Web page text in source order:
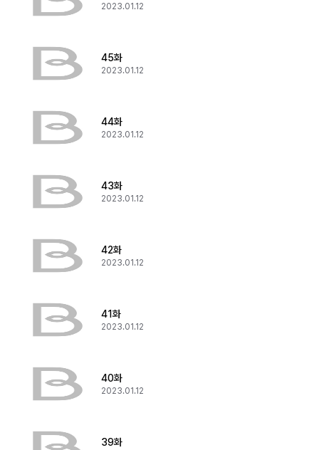
2023.01.12
45화
2023.01.12
44화
2023.01.12
43화
2023.01.12
42화
2023.01.12
41화
2023.01.12
40화
2023.01.12
39화